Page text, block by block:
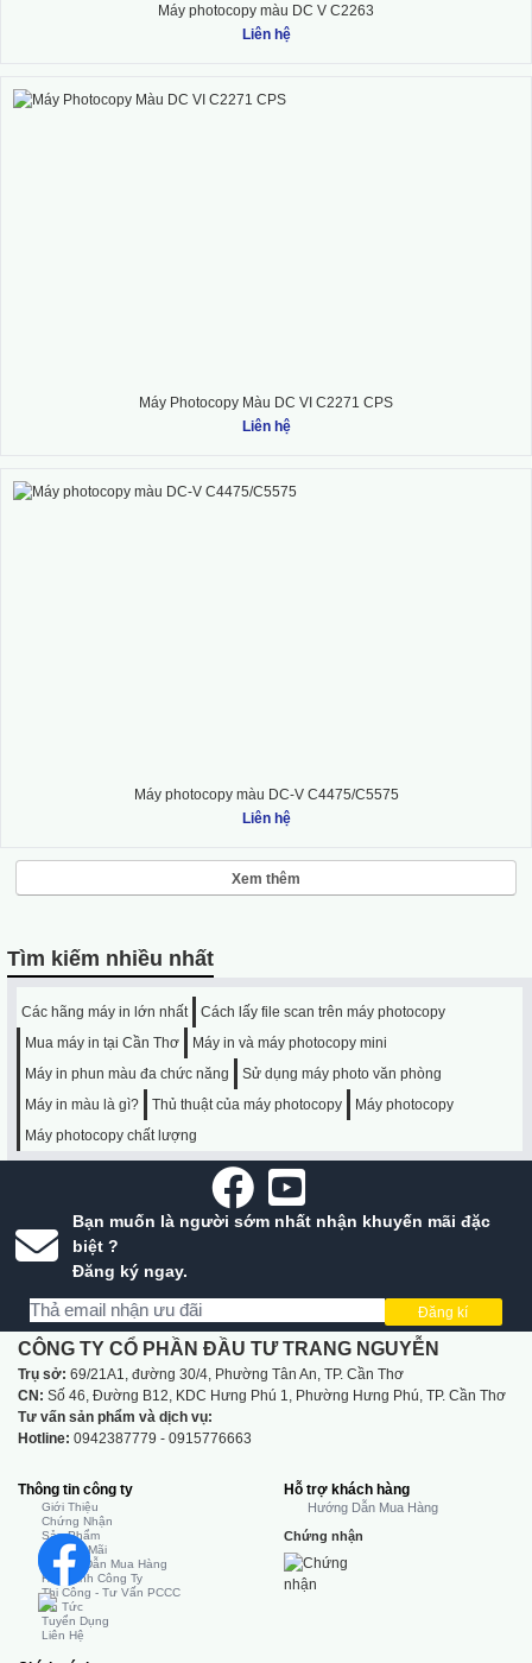
Máy photocopy màu DC V C2263
Liên hệ
Máy Photocopy Màu DC VI C2271 CPS
Liên hệ
Máy photocopy màu DC-V C4475/C5575
Liên hệ
Xem thêm
Tìm kiếm nhiều nhất
Các hãng máy in lớn nhất
Cách lấy file scan trên máy photocopy
Mua máy in tại Cần Thơ
Máy in và máy photocopy mini
Máy in phun màu đa chức năng
Sử dụng máy photo văn phòng
Máy in màu là gì?
Thủ thuật của máy photocopy
Máy photocopy
Máy photocopy chất lượng
Bạn muốn là người sớm nhất nhận khuyến mãi đặc
biệt ?
Đăng ký ngay.
Đăng kí
CÔNG TY CỔ PHẦN ĐẦU TƯ TRANG NGUYỄN
Trụ sở: 69/21A1, đường 30/4, Phường Tân An, TP. Cần Thơ
CN: Số 46, Đường B12, KDC Hưng Phú 1, Phường Hưng Phú, TP. Cần Thơ
Tư vấn sản phẩm và dịch vụ:
Hotline: 0942387779 - 0915776663
Thông tin công ty
Giới Thiệu
Chứng Nhận
Sản Phẩm
Khuyến Mãi
Hướng Dẫn Mua Hàng
Hình Ảnh Công Ty
Thi Công - Tư Vấn PCCC
Tin Tức
Tuyển Dụng
Liên Hệ
Hỗ trợ khách hàng
Hướng Dẫn Mua Hàng
Chứng nhận